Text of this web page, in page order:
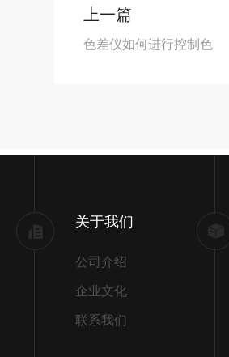
上一篇
色差仪如何进行控制色
关于我们
公司介绍
企业文化
联系我们